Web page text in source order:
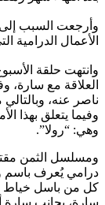
وأرجعت السبب إلى
الأعمال الدرامية
وانتهت حلقة
العلاقة مع سارة،
ناصر عنه،
وفيما يتعلق بهذا
وهي: “رولا”.
درامي يُعرف باسم
كل من باسل خياط